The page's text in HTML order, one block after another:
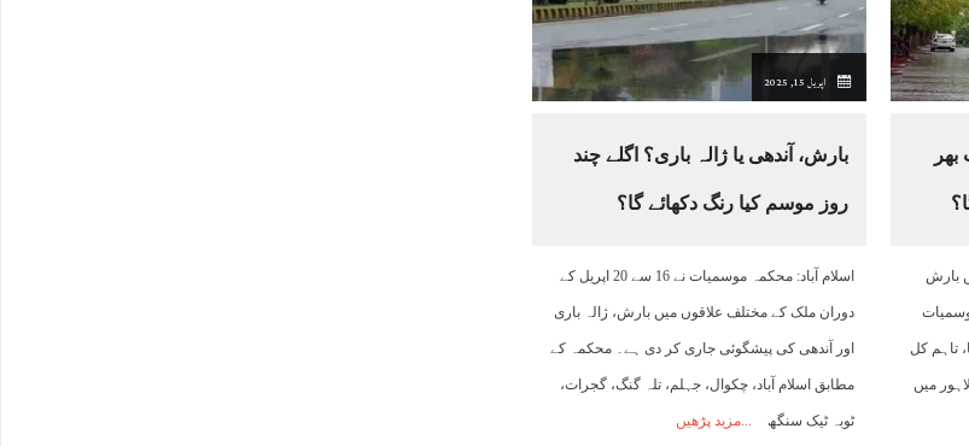
بارش
تاہم کل
میں
اپریل 15, 2025
بارش، آندھی یا ژالہ باری؟ اگلے چند
روز موسم کیا رنگ دکھائے گا؟
اسلام آباد: محکمہ موسمیات نے 16 سے 20 اپریل کے
دوران ملک کے مختلف علاقوں میں بارش، ژالہ باری
اور آندھی کی پیشگوئی جاری کر دی ہے۔ محکمہ کے
مطابق اسلام آباد، چکوال، جہلم، تلہ گنگ، گجرات،
ٹوبہ ٹیک سنگھ مزید پڑھیں